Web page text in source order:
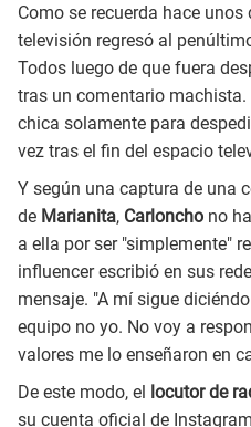
Como se recuerda hace
televisión regresó al
Todos luego de que fuera
tras un comentario
chica solamente para
vez tras el fin del espacio
Y según una captura de una
de Marianita, Carloncho no
a ella por ser "simplemente"
influencer escribió en sus
mensaje. "A mí sigue
equipo no yo. No voy a
valores me lo enseñaron en
De este modo, el
locutor de
su cuenta oficial de